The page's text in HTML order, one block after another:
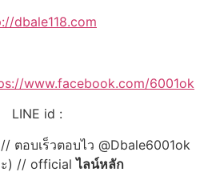
dbale118.com
www.facebook.com/6001ok
LINE id :
ตอบเร็วตอบไว @Dbale6001ok
ะ) // officialไลน์หลัก